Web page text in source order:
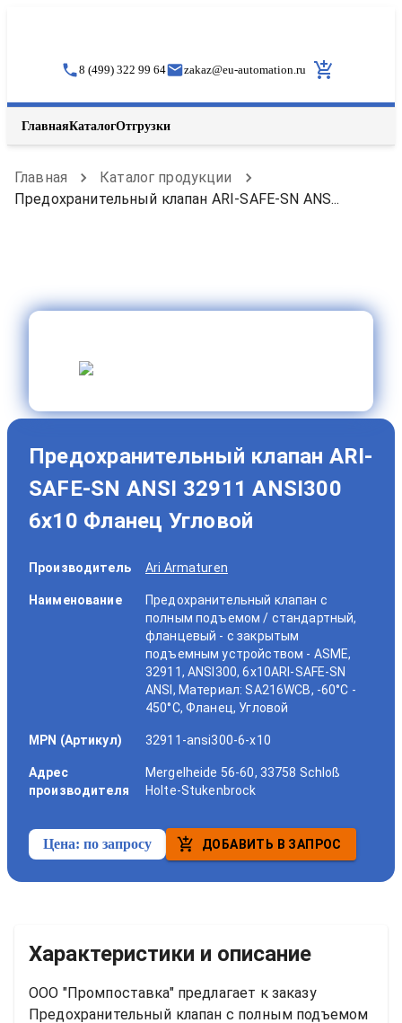
8 (499) 322 99 64 zakaz@eu-automation.ru
ГлавнаяКаталогОтгрузки
Главная
Каталог продукции
Предохранительный клапан ARI-SAFE-SN ANS...
Предохранительный клапан ARI-
SAFE-SN ANSI 32911 ANSI300
6x10 Фланец Угловой
Производитель Ari Armaturen
Наименование
Предохранительный клапан с
полным подъемом / стандартный,
фланцевый - с закрытым
подъемным устройством - ASME,
32911, ANSI300, 6x10ARI-SAFE-SN
ANSI, Материал: SA216WCB, -60°C -
450°C, Фланец, Угловой
MPN (Артикул) 32911-ansi300-6-x10
Адрес
производителя
Mergelheide 56-60, 33758 Schloß
Holte-Stukenbrock
Цена: по запросу ДОБАВИТЬ В ЗАПРОС
Характеристики и описание
ООО "Промпоставка" предлагает к заказу
Предохранительный клапан с полным подъемом